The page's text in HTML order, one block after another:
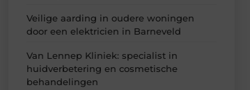
Veilige aarding in oudere woningen
door een elektricien in Barneveld
Van Lennep Kliniek: specialist in
huidverbetering en cosmetische
behandelingen